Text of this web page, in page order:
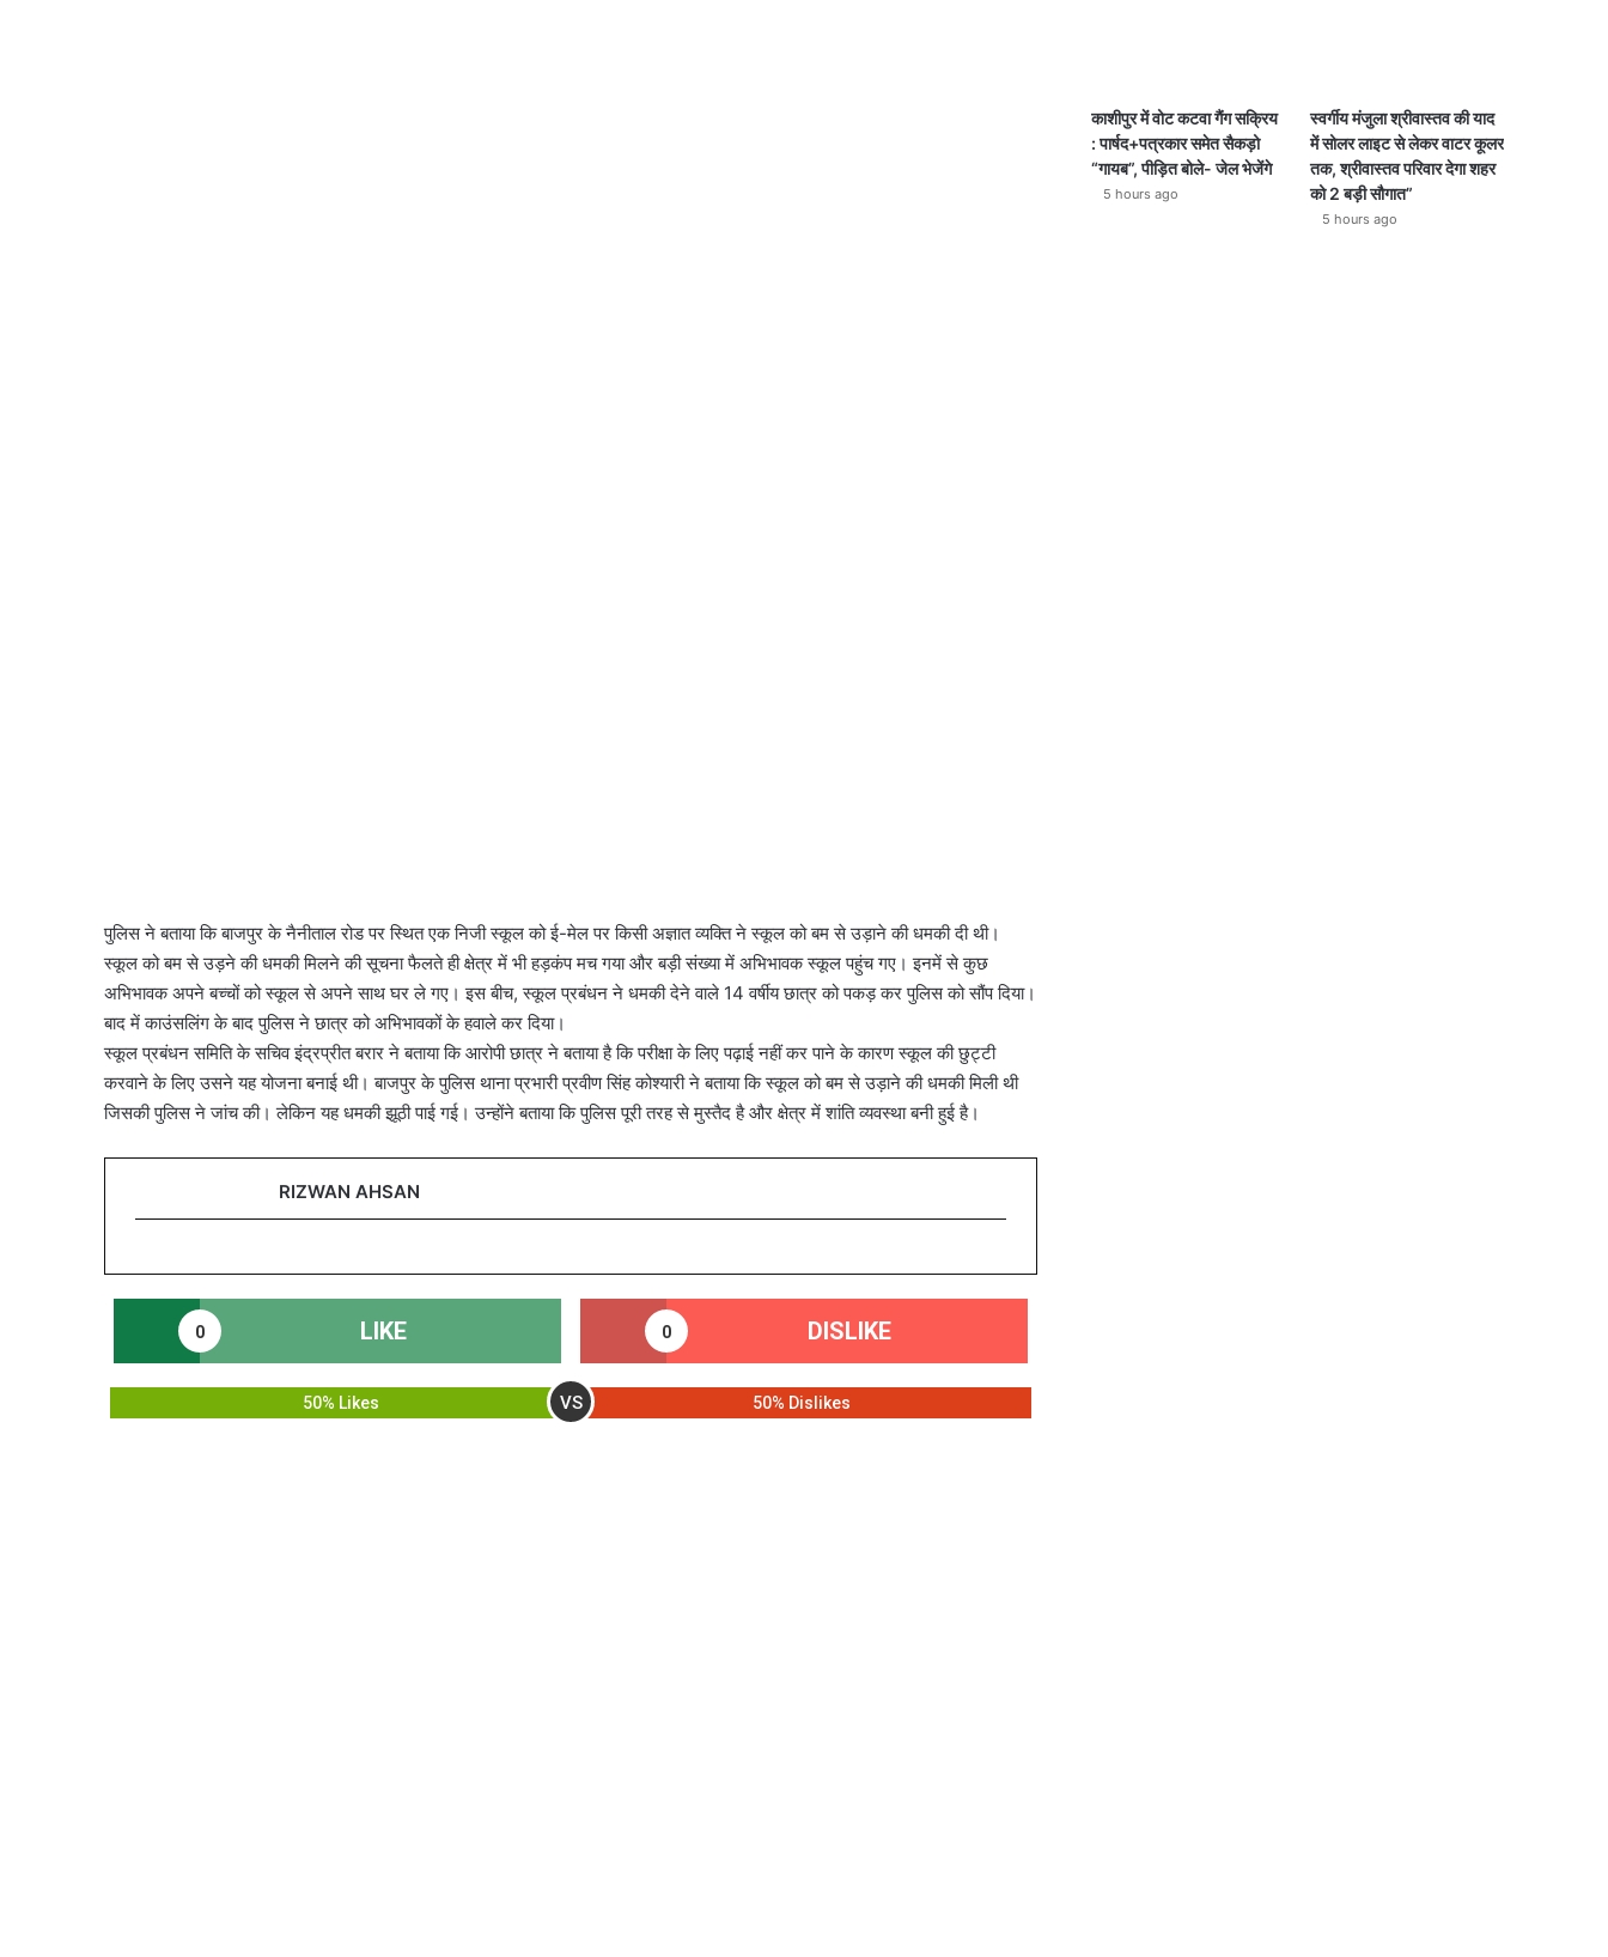
पुलिस ने बताया कि बाजपुर के नैनीताल रोड पर स्थित एक निजी स्कूल को ई-मेल पर किसी अज्ञात व्यक्ति ने स्कूल को बम से उड़ाने की धमकी दी थी।
स्कूल को बम से उड़ने की धमकी मिलने की सूचना फैलते ही क्षेत्र में भी हड़कंप मच गया और बड़ी संख्या में अभिभावक स्कूल पहुंच गए। इनमें से कुछ
अभिभावक अपने बच्चों को स्कूल से अपने साथ घर ले गए। इस बीच, स्कूल प्रबंधन ने धमकी देने वाले 14 वर्षीय छात्र को पकड़ कर पुलिस को सौंप दिया।
बाद में काउंसलिंग के बाद पुलिस ने छात्र को अभिभावकों के हवाले कर दिया।
स्कूल प्रबंधन समिति के सचिव इंद्रप्रीत बरार ने बताया कि आरोपी छात्र ने बताया है कि परीक्षा के लिए पढ़ाई नहीं कर पाने के कारण स्कूल की छुट्टी
करवाने के लिए उसने यह योजना बनाई थी। बाजपुर के पुलिस थाना प्रभारी प्रवीण सिंह कोश्यारी ने बताया कि स्कूल को बम से उड़ाने की धमकी मिली थी
जिसकी पुलिस ने जांच की। लेकिन यह धमकी झूठी पाई गई। उन्होंने बताया कि पुलिस पूरी तरह से मुस्तैद है और क्षेत्र में शांति व्यवस्था बनी हुई है।
RIZWAN AHSAN
0 LIKE 0 DISLIKE
50% Likes VS 50% Dislikes
काशीपुर में वोट कटवा गैंग सक्रिय
: पार्षद+पत्रकार समेत सैकड़ो
“गायब”, पीड़ित बोले- जेल भेजेंगे
5 hours ago
स्वर्गीय मंजुला श्रीवास्तव की याद
में सोलर लाइट से लेकर वाटर कूलर
तक, श्रीवास्तव परिवार देगा शहर
को 2 बड़ी सौगात”
5 hours ago